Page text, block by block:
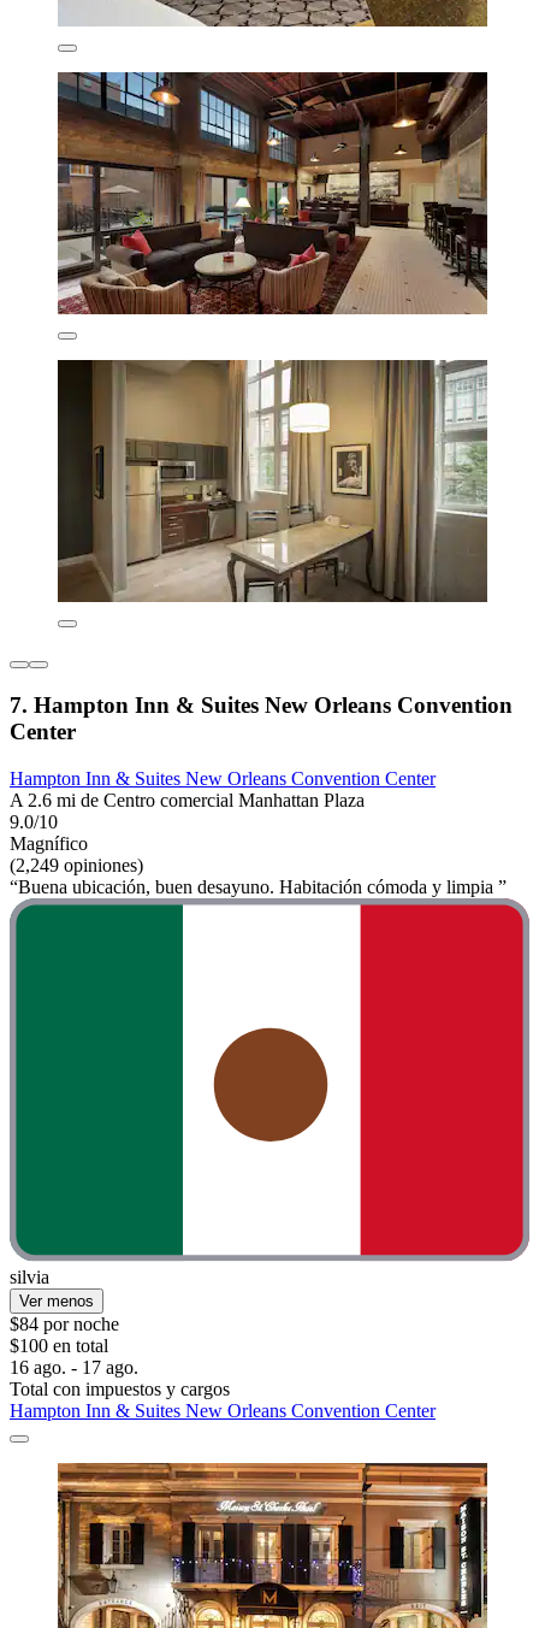
7. Hampton Inn & Suites New Orleans Convention
Center
Hampton Inn & Suites New Orleans Convention Center
A 2.6 mi de Centro comercial Manhattan Plaza
9.0/10
Magnífico
(2,249 opiniones)
“Buena ubicación, buen desayuno. Habitación cómoda y limpia ”
silvia
Ver menos
$84 por noche
$100 en total
16 ago. - 17 ago.
Total con impuestos y cargos
Hampton Inn & Suites New Orleans Convention Center